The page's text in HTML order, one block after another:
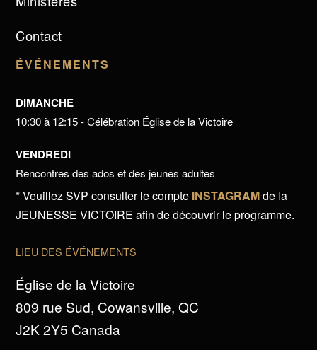
Contact
ÉVÉNEMENTS
DIMANCHE
10:30 à 12:15 - Célébration Église de la Victoire
VENDREDI
Rencontres des ados et des jeunes adultes
* Veuillez SVP consulter le compte INSTAGRAMde la
JEUNESSE VICTOIRE afin de découvrir le programme.
LIEU DES ÉVÉNEMENTS
Église de la Victoire
809 rue Sud, Cowansville, QC
J2K 2Y5 Canada